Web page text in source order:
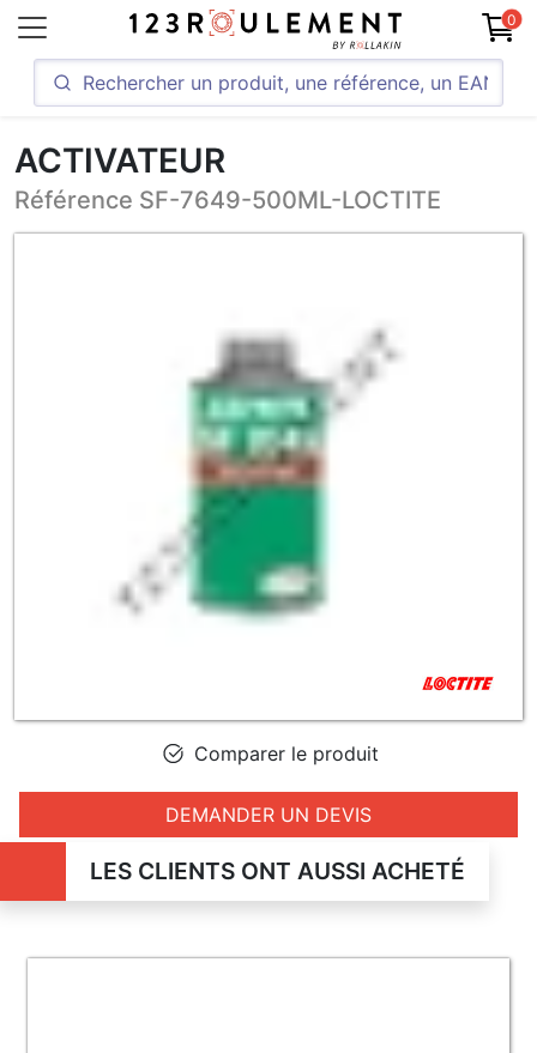
0
ACTIVATEUR
Référence SF-7649-500ML-LOCTITE
Comparer le produit
DEMANDER UN DEVIS
LES CLIENTS ONT AUSSI ACHETÉ